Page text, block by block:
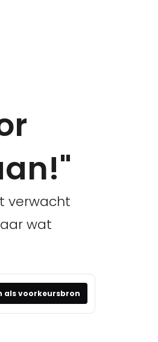
verwacht
wat
als voorkeursbron